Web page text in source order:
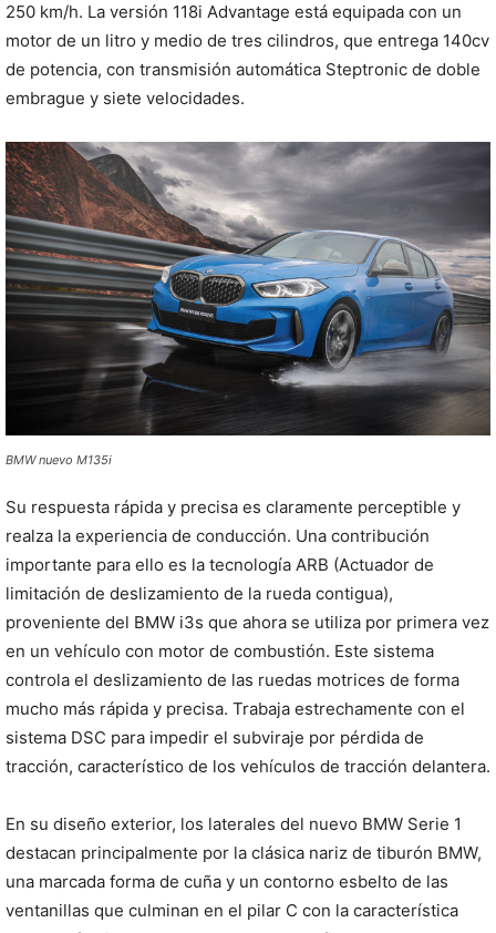
250 km/h. La versión 118i Advantage está equipada con un
motor de un litro y medio de tres cilindros, que entrega 140cv
de potencia, con transmisión automática Steptronic de doble
embrague y siete velocidades.
BMW nuevo M135i
Su respuesta rápida y precisa es claramente perceptible y
realza la experiencia de conducción. Una contribución
importante para ello es la tecnología ARB (Actuador de
limitación de deslizamiento de la rueda contigua),
proveniente del BMW i3s que ahora se utiliza por primera vez
en un vehículo con motor de combustión. Este sistema
controla el deslizamiento de las ruedas motrices de forma
mucho más rápida y precisa. Trabaja estrechamente con el
sistema DSC para impedir el subviraje por pérdida de
tracción, característico de los vehículos de tracción delantera.
En su diseño exterior, los laterales del nuevo BMW Serie 1
destacan principalmente por la clásica nariz de tiburón BMW,
una marcada forma de cuña y un contorno esbelto de las
ventanillas que culminan en el pilar C con la característica